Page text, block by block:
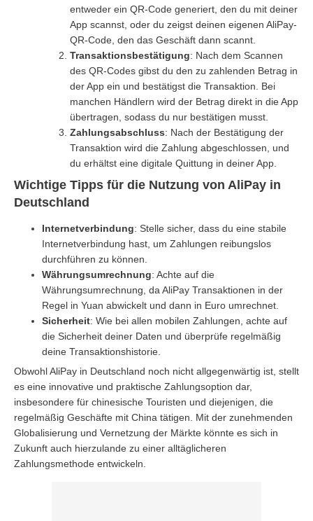
entweder ein QR-Code generiert, den du mit deiner
App scannst, oder du zeigst deinen eigenen AliPay-
QR-Code, den das Geschäft dann scannt.
Transaktionsbestätigung: Nach dem Scannen
des QR-Codes gibst du den zu zahlenden Betrag in
der App ein und bestätigst die Transaktion. Bei
manchen Händlern wird der Betrag direkt in die App
übertragen, sodass du nur bestätigen musst.
Zahlungsabschluss: Nach der Bestätigung der
Transaktion wird die Zahlung abgeschlossen, und
du erhältst eine digitale Quittung in deiner App.
Wichtige Tipps für die Nutzung von AliPay in
Deutschland
Internetverbindung: Stelle sicher, dass du eine stabile
Internetverbindung hast, um Zahlungen reibungslos
durchführen zu können.
Währungsumrechnung: Achte auf die
Währungsumrechnung, da AliPay Transaktionen in der
Regel in Yuan abwickelt und dann in Euro umrechnet.
Sicherheit: Wie bei allen mobilen Zahlungen, achte auf
die Sicherheit deiner Daten und überprüfe regelmäßig
deine Transaktionshistorie.
Obwohl AliPay in Deutschland noch nicht allgegenwärtig ist, stellt
es eine innovative und praktische Zahlungsoption dar,
insbesondere für chinesische Touristen und diejenigen, die
regelmäßig Geschäfte mit China tätigen. Mit der zunehmenden
Globalisierung und Vernetzung der Märkte könnte es sich in
Zukunft auch hierzulande zu einer alltäglicheren
Zahlungsmethode entwickeln.